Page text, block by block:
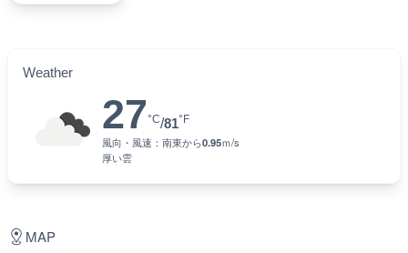
Weather
27°C/81°F
風向・風速： 南東から0.95ｍ/s
厚い雲
MAP